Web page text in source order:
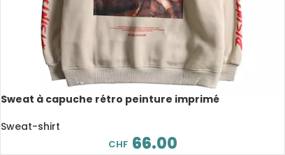
Sweat à capuche rétro peinture imprimé
Sweat-shirt
CHF 66.00